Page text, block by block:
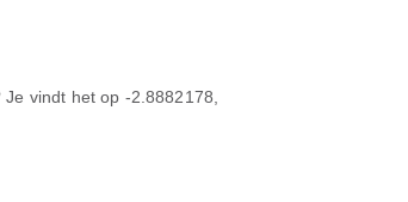
vindt het op -2.8882178,